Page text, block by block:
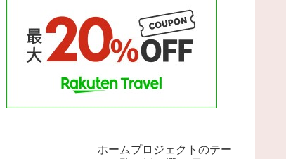
ホームプロジェクトのテー